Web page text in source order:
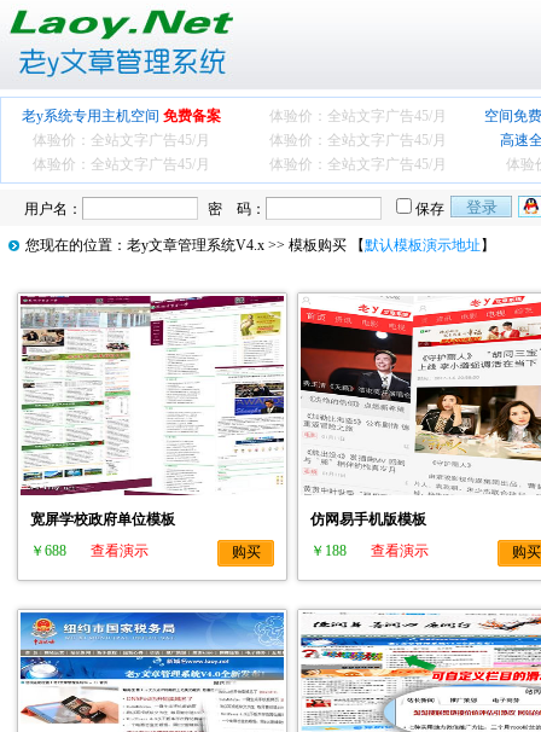
老y系统专用主机空间 免费备案 体验价：全站文字广告45/月
空间免
体验价：全站文字广告45/月 体验价：全站文字广告45/月
高速
体验价：全站文字广告45/月 体验价：全站文字广告45/月 体验
用户名： 密 码： 保存
您现在的位置： 老y文章管理系统V4.x >> 模板购买 【默认模板演示地址 】
宽屏学校政府单位模板
￥688
查看演示 购买
仿网易手机版模板
￥188
查看演示 购买